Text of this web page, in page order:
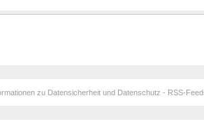
zu Datensicherheit und Datenschutz - RSS-